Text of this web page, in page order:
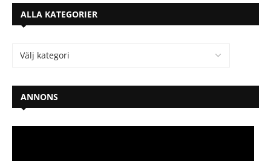
ALLA KATEGORIER
ANNONS